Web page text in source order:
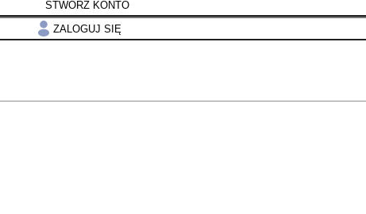
STWÓRZ KONTO
ZALOGUJ SIĘ